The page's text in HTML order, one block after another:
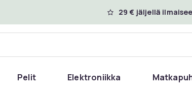
29 € jäljellä
Pelit Elektroniikka